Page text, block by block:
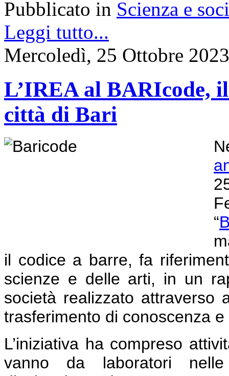
Pubblicato in Scienza e
Leggi tutto...
Mercoledì, 25 Ottobre
L’IREA al BARIcode,
città di Bari
“
il codice a barre, fa
scienze e delle arti, in un
società realizzato attraverso
trasferimento di conoscenza
L’iniziativa ha compreso
vanno da laboratori